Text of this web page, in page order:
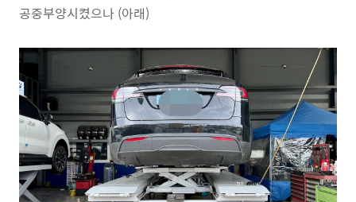
공중부양시켰으나 (아래)